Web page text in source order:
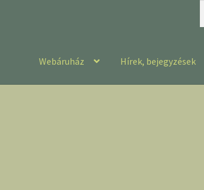
Webáruház Hírek, bejegyzések